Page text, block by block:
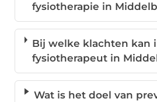
fysiotherapie in
Bij welke klachten kan
fysiotherapeut in
Wat is het doel van